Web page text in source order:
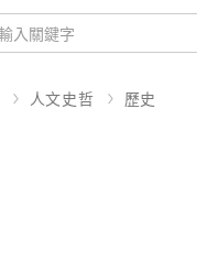
人文史哲 歷史